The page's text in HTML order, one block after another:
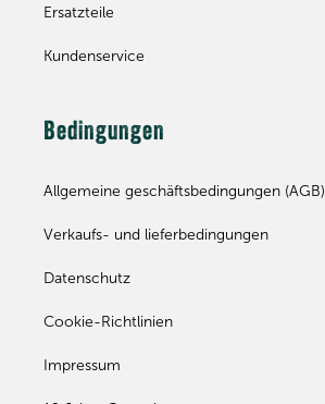
Ersatzteile
Kundenservice
Bedingungen
Allgemeine geschäftsbedingungen (AGB)
Verkaufs- und lieferbedingungen
Datenschutz
Cookie-Richtlinien
Impressum